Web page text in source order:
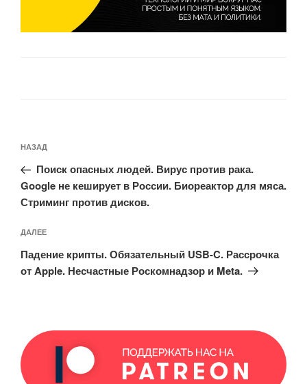
по
записям
Предыдущая
запись:
НАЗАД
Поиск опасных людей. Вирус против рака.
Google не кеширует в России. Биореактор для мяса.
Стриминг против дисков.
Следующая
запись
ДАЛЕЕ
Падение крипты. Обязательный USB-C. Рассрочка
от Apple. Несчастные Роскомнадзор и Meta.